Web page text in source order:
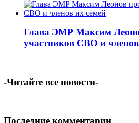
Глава ЭМР Максим
участников СВО и
-Читайте все новости-
Последние комментарии